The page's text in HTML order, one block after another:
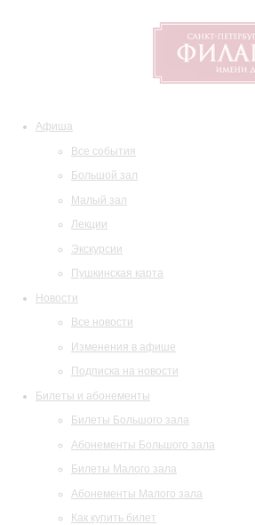
Афиша
Все события
Большой зал
Малый зал
Лекции
Экскурсии
Пушкинская карта
Новости
Все новости
Изменения в афише
Подписка на новости
Билеты и абонементы
Билеты Большого зала
Абонементы Большого зала
Билеты Малого зала
Абонементы Малого зала
Как купить билет